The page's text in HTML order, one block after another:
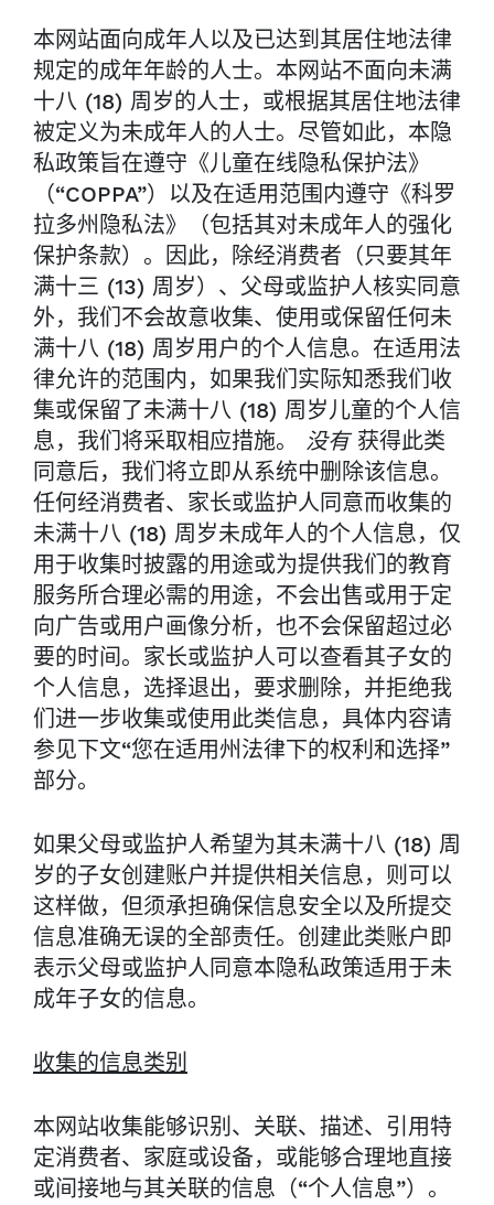
本网站面向成年人以及已达到其居住地法律
规定的成年年龄的人士。本网站不面向未满
十八 (18) 周岁的人士，或根据其居住地法律
被定义为未成年人的人士。尽管如此，本隐
私政策旨在遵守《儿童在线隐私保护法》
（“COPPA”）以及在适用范围内遵守《科罗
拉多州隐私法》（包括其对未成年人的强化
保护条款）。因此，除经消费者（只要其年
满十三 (13) 周岁）、父母或监护人核实同意
外，我们不会故意收集、使用或保留任何未
满十八 (18) 周岁用户的个人信息。在适用法
律允许的范围内，如果我们实际知悉我们收
集或保留了未满十八 (18) 周岁儿童的个人信
息，我们将采取相应措施。 没有获得此类
同意后，我们将立即从系统中删除该信息。
任何经消费者、家长或监护人同意而收集的
未满十八 (18) 周岁未成年人的个人信息，仅
用于收集时披露的用途或为提供我们的教育
服务所合理必需的用途，不会出售或用于定
向广告或用户画像分析，也不会保留超过必
要的时间。家长或监护人可以查看其子女的
个人信息，选择退出，要求删除，并拒绝我
们进一步收集或使用此类信息，具体内容请
参见下文“您在适用州法律下的权利和选择”
部分。
如果父母或监护人希望为其未满十八 (18) 周
岁的子女创建账户并提供相关信息，则可以
这样做，但须承担确保信息安全以及所提交
信息准确无误的全部责任。创建此类账户即
表示父母或监护人同意本隐私政策适用于未
成年子女的信息。
收集的信息类别
本网站收集能够识别、关联、描述、引用特
定消费者、家庭或设备，或能够合理地直接
或间接地与其关联的信息（“个人信息”）。